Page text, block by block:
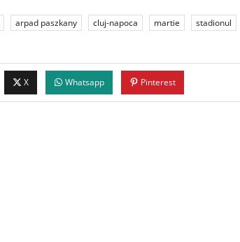
arpad paszkany cluj-napoca martie stadionul
X Whatsapp Pinterest